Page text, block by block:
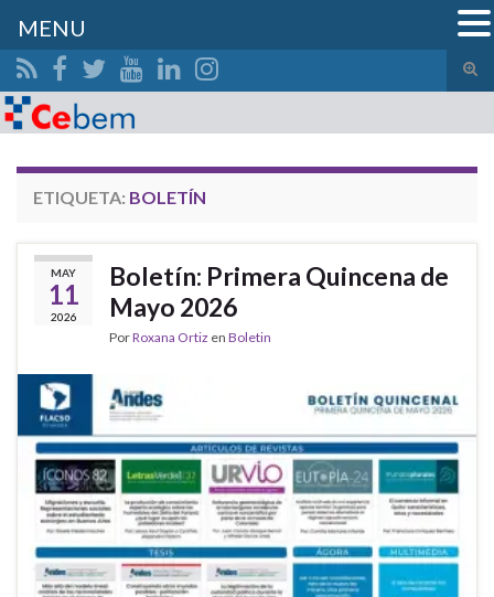
el
Search for:
ETIQUETA: BOLETÍN
MAY
11
2026
Boletín: Primera Quincena de
Mayo 2026
PorRoxana Ortiz en Boletin
MENU